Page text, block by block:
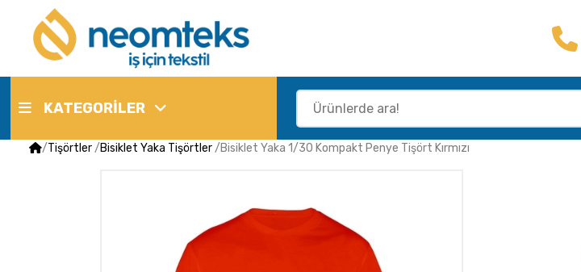
KATEGORİLER
/Tişörtler/Bisiklet Yaka Tişörtler/Bisiklet Yaka 1/30 Kompakt Penye Tişört Kırmızı